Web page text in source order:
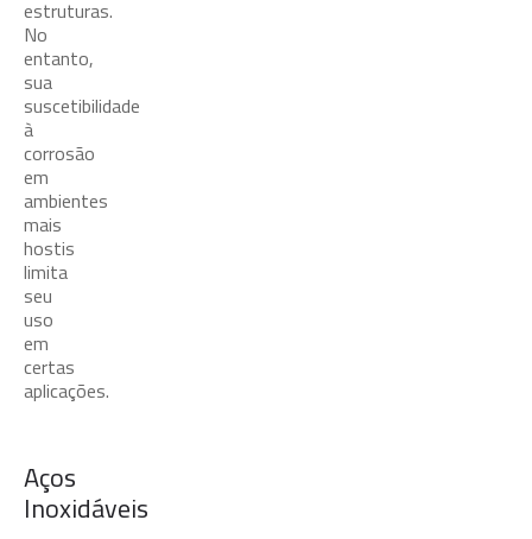
estruturas.
No
entanto,
sua
suscetibilidade
à
corrosão
em
ambientes
mais
hostis
limita
seu
uso
em
certas
aplicações.
Aços
Inoxidáveis